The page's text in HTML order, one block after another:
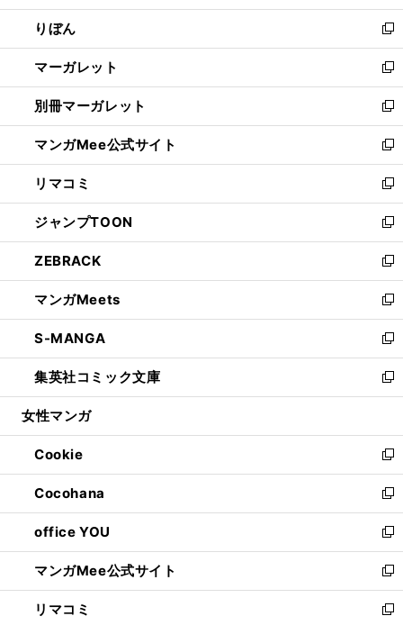
開
く
ウ
で
開
く
ン
ド
ウ
で
開
く
ウ
ィ
ン
ド
ウ
で
開
く
りぼん
新
し
い
ウ
ィ
ン
ド
ウ
で
開
く
マーガレット
新
し
い
ウ
ィ
ン
ド
ウ
で
開
く
別冊マーガレット
新
し
い
ウ
ィ
ン
ド
ウ
で
開
く
マンガMee公式サイト
新
し
い
ウ
ィ
ン
ド
ウ
で
開
く
リマコミ
新
し
い
ウ
ィ
ン
ド
ウ
で
開
く
ジャンプTOON
新
し
い
ウ
ィ
ン
ド
ウ
で
開
ZEBRACK
新
し
い
ウ
ィ
ン
ド
ウ
開
く
マンガMeets
新
し
い
ウ
ィ
ン
ウ
で
開
く
S-MANGA
新
し
い
ウ
ン
ド
ウ
で
開
く
集英社コミック文庫
新
し
ウ
ィ
ン
ド
ウ
で
開
く
女性マンガ
Cookie
新
し
い
ウ
ィ
ン
ド
ウ
で
Cocohana
新
し
い
ウ
ィ
ン
ド
office YOU
新
し
い
ウ
ィ
マンガMee公式サイト
新
し
い
リマコミ
新